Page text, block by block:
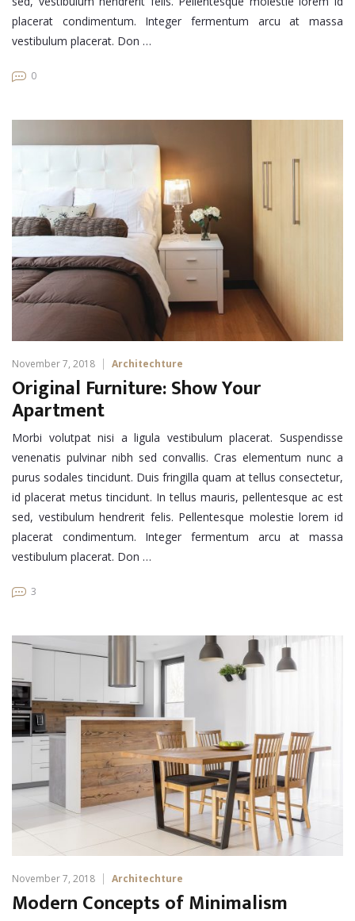
placerat condimentum. Integer fermentum arcu at massa
vestibulum placerat. Don …
0
November 7, 2018 Architechture
Original Furniture: Show Your
Apartment
Morbi volutpat nisi a ligula vestibulum placerat. Suspendisse
venenatis pulvinar nibh sed convallis. Cras elementum nunc a
purus sodales tincidunt. Duis fringilla quam at tellus consectetur,
id placerat metus tincidunt. In tellus mauris, pellentesque ac est
sed, vestibulum hendrerit felis. Pellentesque molestie lorem id
placerat condimentum. Integer fermentum arcu at massa
vestibulum placerat. Don …
3
November 7, 2018 Architechture
Modern Concepts of Minimalism